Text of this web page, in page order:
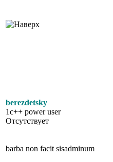
berezdetsky
1c++ power user
Отсутствует
barba non facit sisadminum